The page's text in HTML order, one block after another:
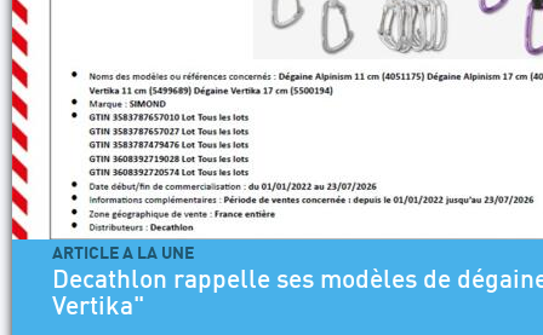
ARTICLE A LA UNE
Decathlon rappelle ses modèles de dégaines
Vertika"